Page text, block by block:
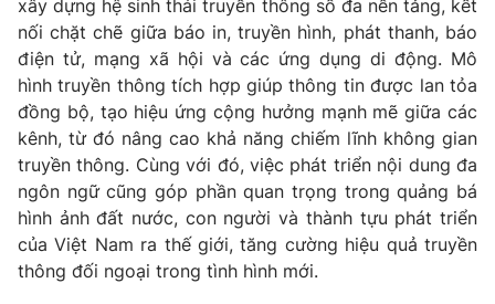
xây dựng hệ sinh thái truyền thông số đa nền tảng, kết
nối chặt chẽ giữa báo in, truyền hình, phát thanh, báo
điện tử, mạng xã hội và các ứng dụng di động. Mô
hình truyền thông tích hợp giúp thông tin được lan tỏa
đồng bộ, tạo hiệu ứng cộng hưởng mạnh mẽ giữa các
kênh, từ đó nâng cao khả năng chiếm lĩnh không gian
truyền thông. Cùng với đó, việc phát triển nội dung đa
ngôn ngữ cũng góp phần quan trọng trong quảng bá
hình ảnh đất nước, con người và thành tựu phát triển
của Việt Nam ra thế giới, tăng cường hiệu quả truyền
thông đối ngoại trong tình hình mới.